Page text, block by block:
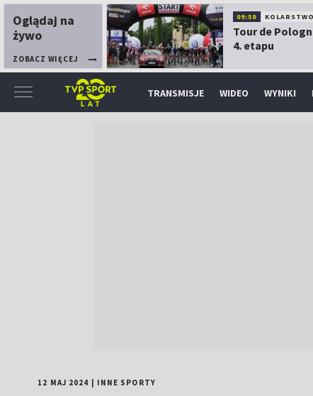
Oglądaj na
żywo
ZOBACZ WIĘCEJ
09:50 KOLARSTWO
Tour de
4. etapu
TRANSMISJE WIDEO WYNIKI
12 MAJ 2024 INNE SPORTY